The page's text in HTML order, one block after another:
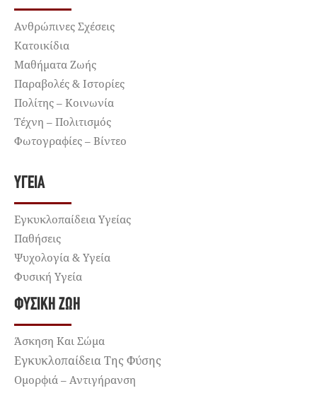
Ανθρώπινες Σχέσεις
Κατοικίδια
Μαθήματα Ζωής
Παραβολές & Ιστορίες
Πολίτης – Κοινωνία
Τέχνη – Πολιτισμός
Φωτογραφίες – Βίντεο
ΥΓΕΊΑ
Εγκυκλοπαίδεια Υγείας
Παθήσεις
Ψυχολογία & Υγεία
Φυσική Υγεία
ΦΥΣΙΚΉ ΖΩΉ
Άσκηση Και Σώμα
Εγκυκλοπαίδεια Της Φύσης
Ομορφιά – Αντιγήρανση